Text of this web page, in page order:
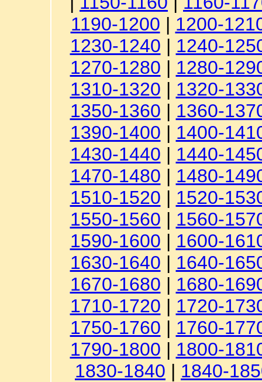
1190-1200 | 1200-
1230-1240 | 1240-
1270-1280 | 1280-
1310-1320 | 1320-
1350-1360 | 1360-
1390-1400 | 1400-
1430-1440 | 1440-
1470-1480 | 1480-
1510-1520 | 1520-
1550-1560 | 1560-
1590-1600 | 1600-
1630-1640 | 1640-
1670-1680 | 1680-
1710-1720 | 1720-
1750-1760 | 1760-
1790-1800 | 1800-
1830-1840 | 1840-